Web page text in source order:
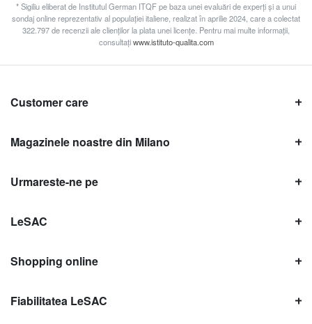
* Sigiliu eliberat de Institutul German ITQF pe baza unei evaluări de experți și a unui
sondaj online reprezentativ al populației italiene, realizat în aprilie 2024, care a colectat
322.797 de recenzii ale clienților la plata unei licențe. Pentru mai multe informații,
consultațiwww.istituto-qualita.com
Customer care
Magazinele noastre din Milano
Urmareste-ne pe
LeSAC
Shopping online
Fiabilitatea LeSAC